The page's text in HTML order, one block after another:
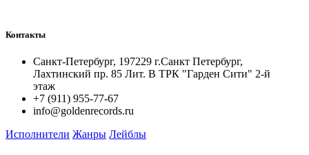
Контакты
Санкт-Петербург, 197229 г.Санкт Петербург,
Лахтинский пр. 85 Лит. B ТРК "Гарден Сити" 2-й
этаж
+7 (911) 955-77-67
info@goldenrecords.ru
Исполнители Жанры Лейблы